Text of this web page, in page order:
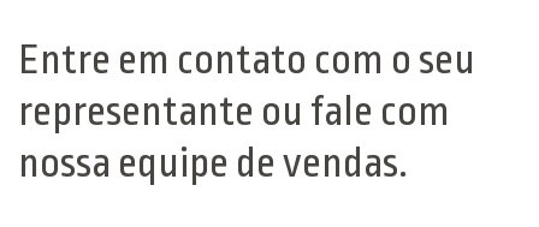
Entre em contato com o seu
representante ou fale com
nossa equipe de vendas.